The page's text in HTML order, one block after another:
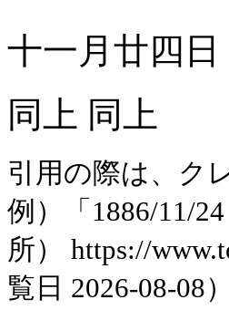
十一月廿四日
同上 同上
引用の際は、ク
例）「1886/11/
所） https://
覧日 2026-08-08）